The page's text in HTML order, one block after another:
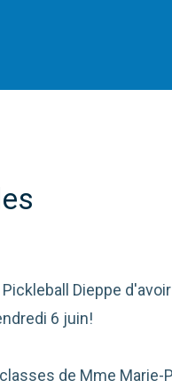
Dieppe
6 juin!
de Mme Marie-